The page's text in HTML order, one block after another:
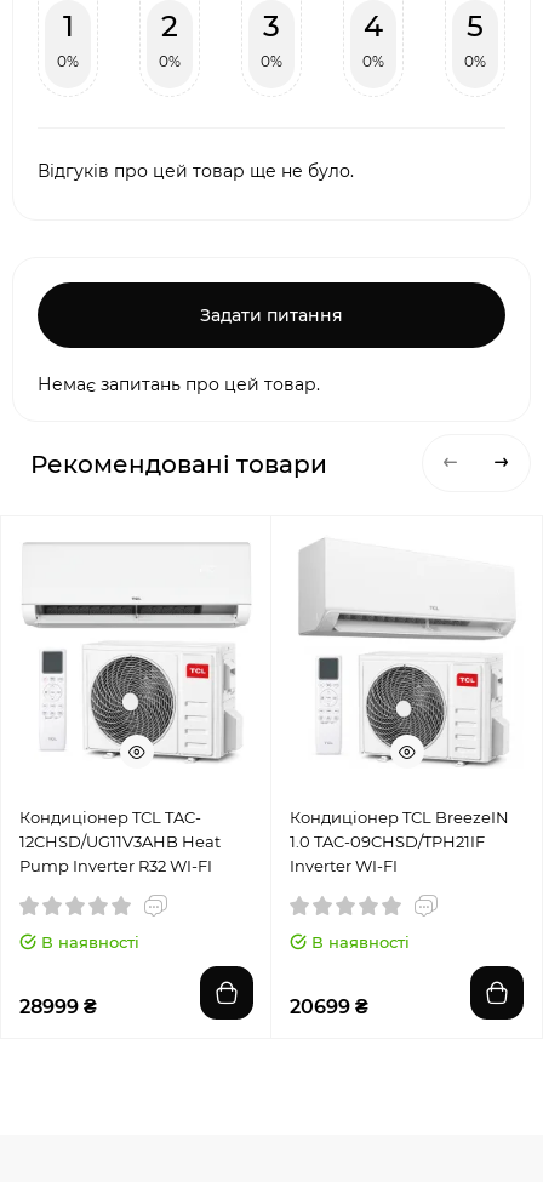
1
0%
2
0%
3
0%
4
0%
5
0%
Відгуків про цей товар ще не було.
Задати питання
Немає запитань про цей товар.
Рекомендовані товари
Кондиціонер TCL TAC-
12CHSD/UG11V3AHB Heat
Pump Inverter R32 WI-FI
В наявності
28999 ₴
Кондиціонер TCL BreezeIN
1.0 TAC-09CHSD/TPH21IF
Inverter WI-FI
В наявності
20699 ₴